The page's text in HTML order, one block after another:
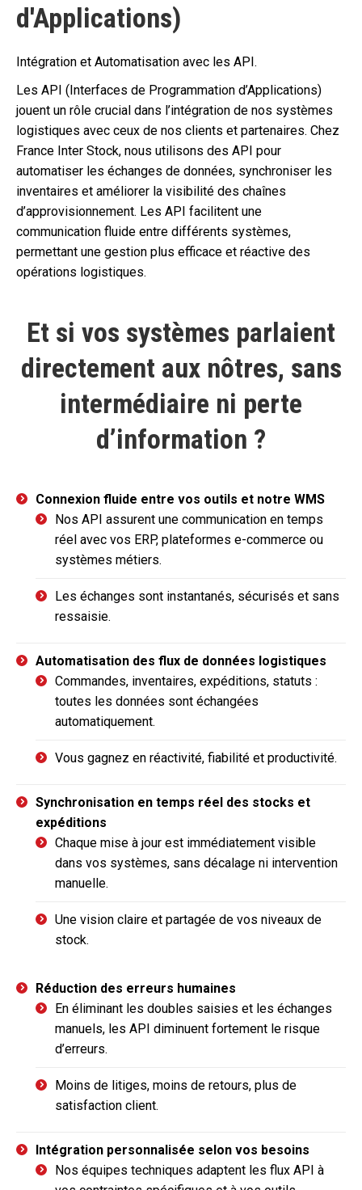
d'Applications)
Intégration et Automatisation avec les API.
Les API (Interfaces de Programmation d’Applications)
jouent un rôle crucial dans l’intégration de nos systèmes
logistiques avec ceux de nos clients et partenaires. Chez
France Inter Stock, nous utilisons des API pour
automatiser les échanges de données, synchroniser les
inventaires et améliorer la visibilité des chaînes
d’approvisionnement. Les API facilitent une
communication fluide entre différents systèmes,
permettant une gestion plus efficace et réactive des
opérations logistiques.
Et si vos systèmes parlaient
directement aux nôtres, sans
intermédiaire ni perte
d’information ?
Connexion fluide entre vos outils et notre WMS
Nos API assurent une communication en temps
réel avec vos ERP, plateformes e-commerce ou
systèmes métiers.
Les échanges sont instantanés, sécurisés et sans
ressaisie.
Automatisation des flux de données logistiques
Commandes, inventaires, expéditions, statuts :
toutes les données sont échangées
automatiquement.
Vous gagnez en réactivité, fiabilité et productivité.
Synchronisation en temps réel des stocks et
expéditions
Chaque mise à jour est immédiatement visible
dans vos systèmes, sans décalage ni intervention
manuelle.
Une vision claire et partagée de vos niveaux de
stock.
Réduction des erreurs humaines
En éliminant les doubles saisies et les échanges
manuels, les API diminuent fortement le risque
d’erreurs.
Moins de litiges, moins de retours, plus de
satisfaction client.
Intégration personnalisée selon vos besoins
Nos équipes techniques adaptent les flux API à